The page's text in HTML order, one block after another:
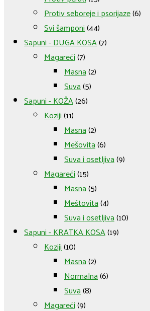
Protiv seboreje i psorijaze(6)
Svi šamponi(44)
Sapuni - DUGA KOSA(7)
Magareći(7)
Masna(2)
Suva(5)
Sapuni - KOŽA(26)
Koziji(11)
Masna(2)
Mešovita(6)
Suva i osetljiva(9)
Magareći(15)
Masna(5)
Meštovita(4)
Suva i osetljiva(10)
Sapuni - KRATKA KOSA(19)
Koziji(10)
Masna(2)
Normalna(6)
Suva(8)
Magareći(9)